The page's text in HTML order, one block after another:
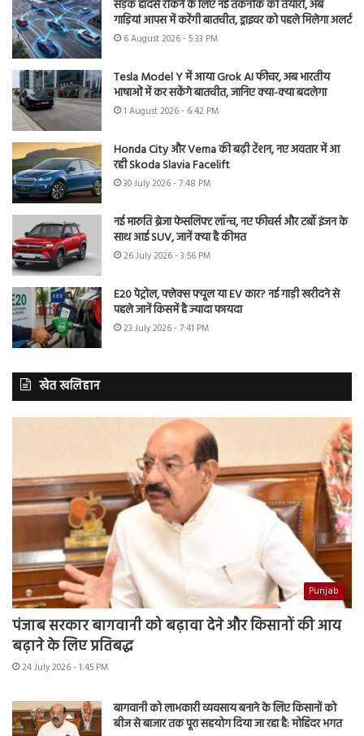
सड़क हादसे रोकने के लिए नई तकनीक की तैयारी, अब
गाड़ियां आपस में करेंगी बातचीत, ड्राइवर को पहले मिलेगा अलर्ट
6 August 2026 - 5:33 PM
Tesla Model Y में आया Grok AI फीचर, अब भारतीय
भाषाओं में कर सकेंगे बातचीत, जानिए क्या-क्या बदलेगा
1 August 2026 - 6:42 PM
Honda City और Verna की बढ़ी टेंशन, नए अवतार में आ
रही Skoda Slavia Facelift
30 July 2026 - 7:48 PM
नई मारुति ब्रेजा फेसलिफ्ट लॉन्च, नए फीचर्स और टर्बो इंजन के
साथ आई SUV, जानें क्या है कीमत
26 July 2026 - 3:56 PM
E20 पेट्रोल, फ्लेक्स फ्यूल या EV कार? नई गाड़ी खरीदने से
पहले जानें किसमें है ज्यादा फायदा
23 July 2026 - 7:41 PM
खेत खलिहान
Punjab
पंजाब सरकार बागवानी को बढ़ावा देने और किसानों की आय
बढ़ाने के लिए प्रतिबद्ध
24 July 2026 - 1:45 PM
बागवानी को लाभकारी व्यवसाय बनाने के लिए किसानों को
बीज से बाजार तक पूरा सहयोग दिया जा रहा है: मोहिंदर भगत